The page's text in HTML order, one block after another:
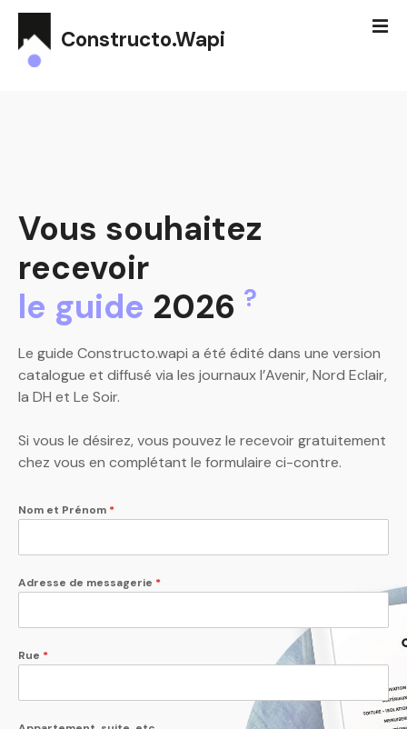
Constructo.Wapi
Vous souhaitez
recevoir
le guide 2026 ?
Le guide Constructo.wapi a été édité dans une version
catalogue et diffusé via les journaux l’Avenir, Nord Eclair,
la DH et Le Soir.
Si vous le désirez, vous pouvez le recevoir gratuitement
chez vous en complétant le formulaire ci-contre.
Nom et Prénom *
Adresse de messagerie *
Rue *